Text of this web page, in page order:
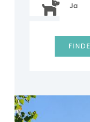
Ja